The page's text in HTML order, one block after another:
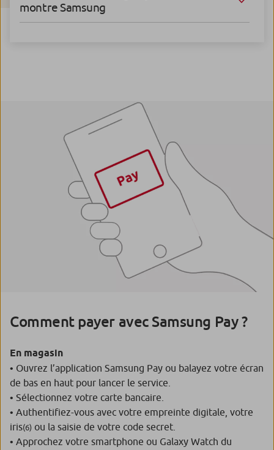
montre Samsung
Comment payer avec Samsung Pay ?
En magasin
• Ouvrez l’application Samsung Pay ou balayez votre écran
de bas en haut pour lancer le service.
• Sélectionnez votre carte bancaire.
• Authentifiez-vous avec votre empreinte digitale, votre
iris(6) ou la saisie de votre code secret.
• Approchez votre smartphone ou Galaxy Watch du